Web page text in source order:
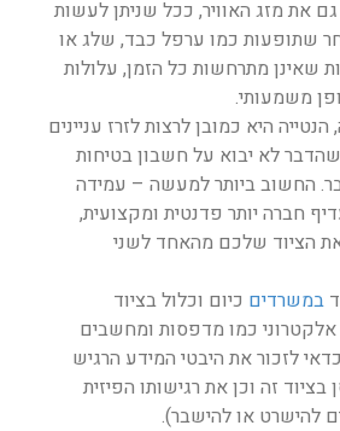
את מזג האוויר, ככל שניתן לעשות
שתופעות כמו ערפל כבד, שלג או
שאינן מתרחשות כל הזמן, עלולות
משמעותי.
היא כמובן לרצות לזרז עניינים
לא יבוא על חשבון בטיחות
החשוב ביותר למעשה – עמידה
חברה יותר פדנטית ומקצועית,
הציוד שלכם מהאחד לשני
במשרדים כיום וכלול בציוד
אלקטרוני כמו מדפסות ומחשבים
לזכור את היבטי המידע הרגיש
זה וכן את רגישותו הפיזית
להישרט או להישבר).